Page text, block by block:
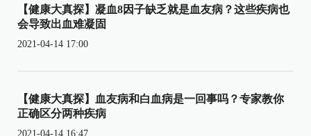
【健康大真探】凝血8因子缺乏就是血友病？这些疾病也
会导致出血难凝固
2021-04-14 17:00
【健康大真探】血友病和白血病是一回事吗？专家教你
正确区分两种疾病
2021-04-14 16:47